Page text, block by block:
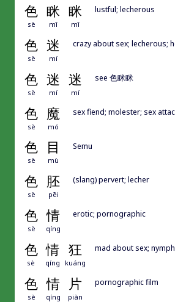
色 眯 眯
sè mī mī
lustful; lecherous
色 迷
sè mí
crazy about sex; lecherous;
色 迷 迷
sè mí mí
see 色眯眯
色 魔
sè mó
sex fiend; molester; sex
色 目
sè mù
Semu
色 胚
sè pēi
(slang) pervert; lecher
色 情
sè qíng
erotic; pornographic
色 情 狂
sè qíng kuáng
mad about sex;
色 情 片
sè qíng piàn
pornographic film